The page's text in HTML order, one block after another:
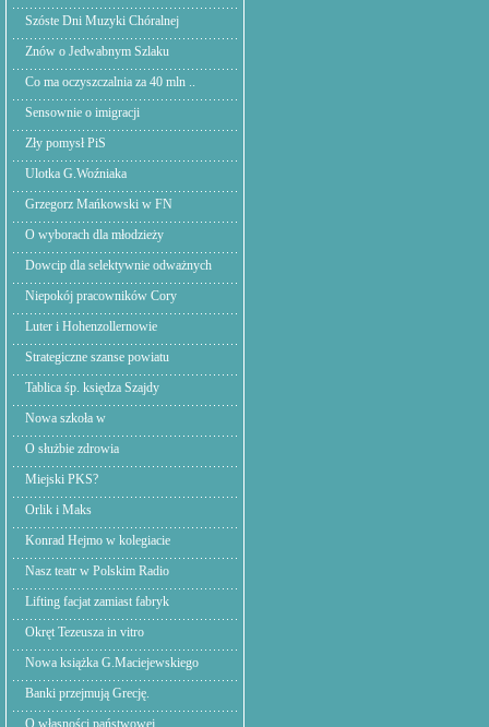
Szóste Dni Muzyki Chóralnej
Znów o Jedwabnym Szlaku
Co ma oczyszczalnia za 40 mln ..
Sensownie o imigracji
Zły pomysł PiS
Ulotka G.Woźniaka
Grzegorz Mańkowski w FN
O wyborach dla młodzieży
Dowcip dla selektywnie odważnych
Niepokój pracowników Cory
Luter i Hohenzollernowie
Strategiczne szanse powiatu
Tablica śp. księdza Szajdy
Nowa szkoła w
O służbie zdrowia
Miejski PKS?
Orlik i Maks
Konrad Hejmo w kolegiacie
Nasz teatr w Polskim Radio
Lifting facjat zamiast fabryk
Okręt Tezeusza in vitro
Nowa książka G.Maciejewskiego
Banki przejmują Grecję.
O własności państwowej